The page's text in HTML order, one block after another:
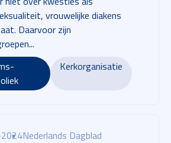
vrouwelijke diakens
Daarvoor zijn
Kerkorganisatie
Nederlands Dagblad